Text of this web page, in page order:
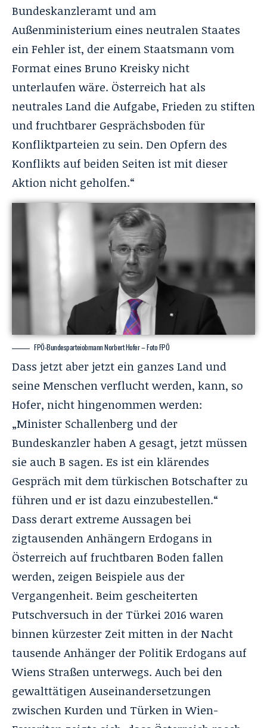
Bundeskanzleramt und am
Außenministerium eines neutralen Staates
ein Fehler ist, der einem Staatsmann vom
Format eines Bruno Kreisky nicht
unterlaufen wäre. Österreich hat als
neutrales Land die Aufgabe, Frieden zu stiften
und fruchtbarer Gesprächsboden für
Konfliktparteien zu sein. Den Opfern des
Konflikts auf beiden Seiten ist mit dieser
Aktion nicht geholfen.“
FPÖ-Bundesparteiobmann Norbert Hofer – Foto FPÖ
Dass jetzt aber jetzt ein ganzes Land und
seine Menschen verflucht werden, kann, so
Hofer, nicht hingenommen werden:
„Minister Schallenberg und der
Bundeskanzler haben A gesagt, jetzt müssen
sie auch B sagen. Es ist ein klärendes
Gespräch mit dem türkischen Botschafter zu
führen und er ist dazu einzubestellen.“
Dass derart extreme Aussagen bei
zigtausenden Anhängern Erdogans in
Österreich auf fruchtbaren Boden fallen
werden, zeigen Beispiele aus der
Vergangenheit. Beim gescheiterten
Putschversuch in der Türkei 2016 waren
binnen kürzester Zeit mitten in der Nacht
tausende Anhänger der Politik Erdogans auf
Wiens Straßen unterwegs. Auch bei den
gewalttätigen Auseinandersetzungen
zwischen Kurden und Türken in Wien-